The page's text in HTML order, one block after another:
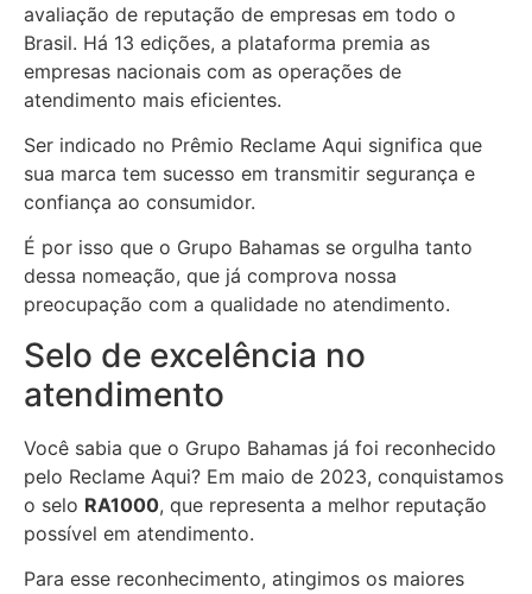
avaliação de reputação de empresas em todo o
Brasil. Há 13 edições, a plataforma premia as
empresas nacionais com as operações de
atendimento mais eficientes.
Ser indicado no Prêmio Reclame Aqui significa que
sua marca tem sucesso em transmitir segurança e
confiança ao consumidor.
É por isso que o Grupo Bahamas se orgulha tanto
dessa nomeação, que já comprova nossa
preocupação com a qualidade no atendimento.
Selo de excelência no
atendimento
Você sabia que o Grupo Bahamas já foi reconhecido
pelo Reclame Aqui? Em maio de 2023, conquistamos
o selo RA1000, que representa a melhor reputação
possível em atendimento.
Para esse reconhecimento, atingimos os maiores